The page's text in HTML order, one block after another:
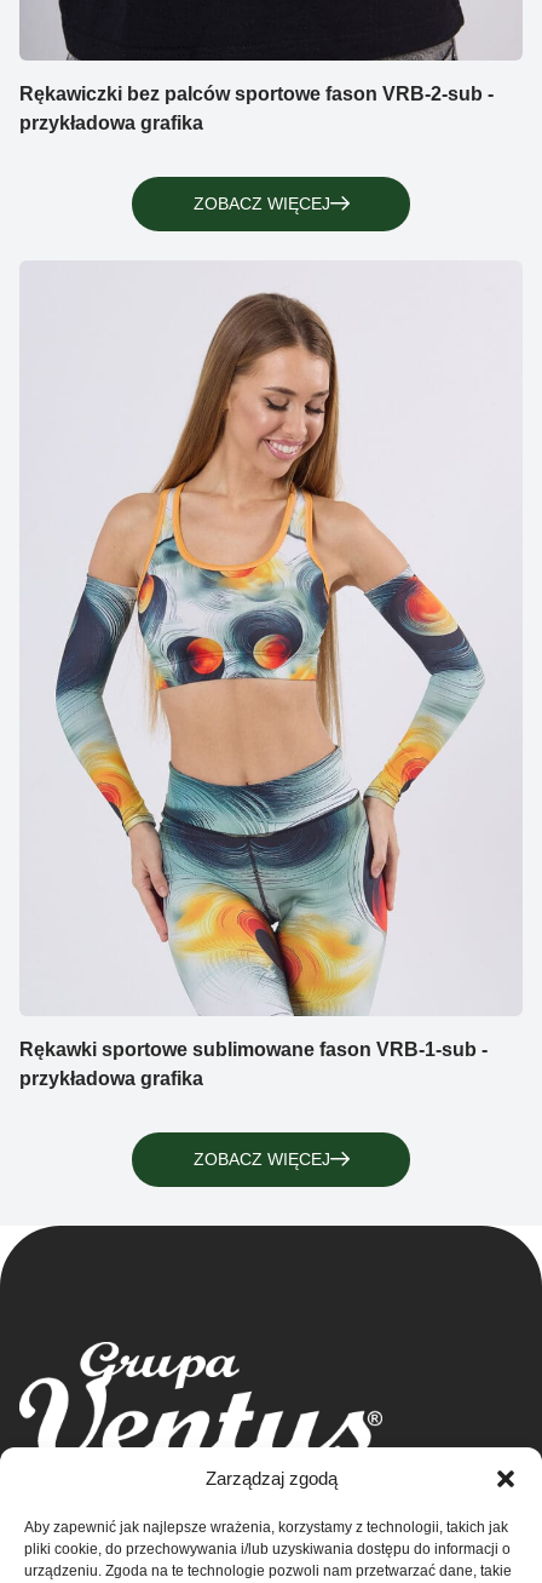
Zarządzaj zgodą
Aby zapewnić jak najlepsze wrażenia, korzystamy z technologii, takich jak
pliki cookie, do przechowywania i/lub uzyskiwania dostępu do informacji o
urządzeniu. Zgoda na te technologie pozwoli nam przetwarzać dane, takie
Rękawiczki bez palców sportowe fason VRB-2-sub -
przykładowa grafika
ZOBACZ WIĘCEJ
Rękawki sportowe sublimowane fason VRB-1-sub -
przykładowa grafika
ZOBACZ WIĘCEJ
Grupa Ventus Sp. z o.o.
ul. Chmieleniec 2A/LU2 30-348 Kraków
NIP: 676-245-66-87 KRS 0000424254
Sklep